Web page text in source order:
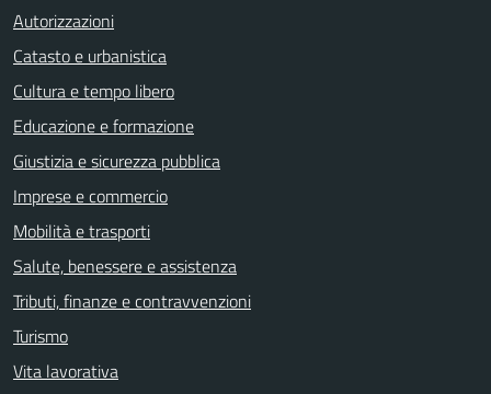
Autorizzazioni
Catasto e urbanistica
Cultura e tempo libero
Educazione e formazione
Giustizia e sicurezza pubblica
Imprese e commercio
Mobilità e trasporti
Salute, benessere e assistenza
Tributi, finanze e contravvenzioni
Turismo
Vita lavorativa